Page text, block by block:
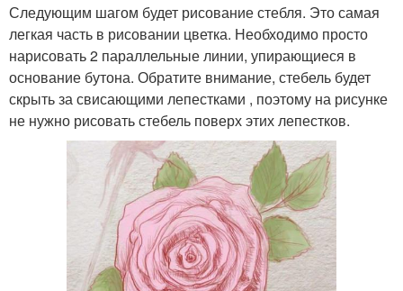
Следующим шагом будет рисование стебля. Это самая
легкая часть в рисовании цветка. Необходимо просто
нарисовать 2 параллельные линии, упирающиеся в
основание бутона. Обратите внимание, стебель будет
скрыть за свисающими лепестками , поэтому на рисунке
не нужно рисовать стебель поверх этих лепестков.